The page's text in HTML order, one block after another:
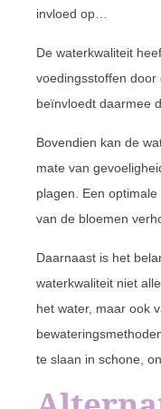
invloed op…
De waterkwaliteit
voedingsstoffen door
beïnvloedt daarmee
Bovendien kan de
mate van
plagen. Een
van de bloemen
Daarnaast is het
waterkwaliteit niet
het water, maar ook
te slaan in schone,